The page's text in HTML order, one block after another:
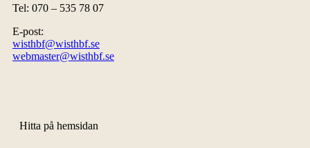
Tel: 070 – 535 78 07
E-post:
wisthbf@wisthbf.se
webmaster@wisthbf.se
Hitta på hemsidan